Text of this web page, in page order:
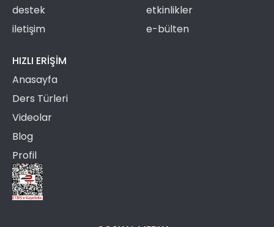
destek
iletişim
etkinlikler
e-bülten
HIZLI ERIŞIM
Anasayfa
Ders Türleri
Videolar
Blog
Profil